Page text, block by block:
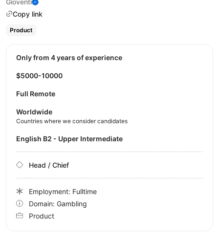
Copy link
Product
Only from 4 years of experience
$5000-10000
Full Remote
Worldwide
Countries where we consider candidates
English B2 - Upper Intermediate
Head / Chief
Employment: Fulltime
Domain: Gambling
Product